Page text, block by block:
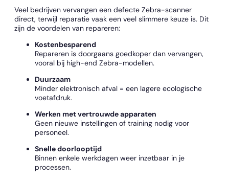
Veel bedrijven vervangen een defecte Zebra-scanner
direct, terwijl reparatie vaak een veel slimmere keuze is. Dit
zijn de voordelen van repareren:
Kostenbesparend
Repareren is doorgaans goedkoper dan vervangen,
vooral bij high-end Zebra-modellen.
Duurzaam
Minder elektronisch afval = een lagere ecologische
voetafdruk.
Werken met vertrouwde apparaten
Geen nieuwe instellingen of training nodig voor
personeel.
Snelle doorlooptijd
Binnen enkele werkdagen weer inzetbaar in je
processen.